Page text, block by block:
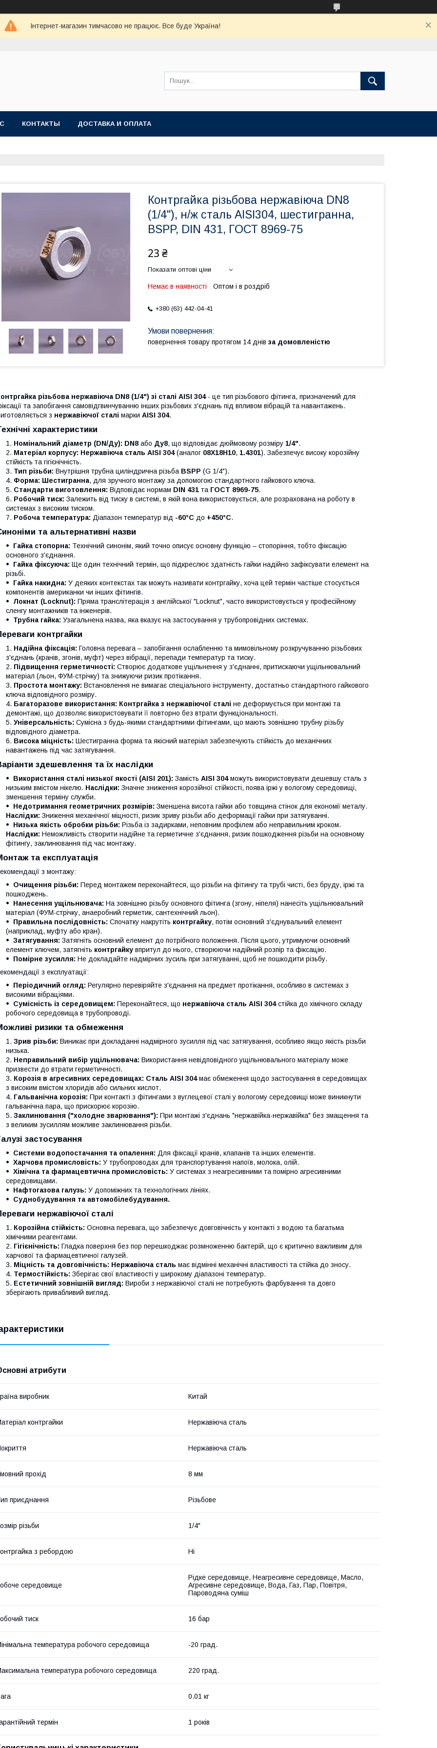
Інтернет-магазин тимчасово не працює. Все буде Україна!
КОНТАКТЫ ДОСТАВКА И ОПЛАТА
Контргайка різьбова нержавіюча DN8
(1/4"), н/ж сталь AISI304, шестигранна,
BSPP, DIN 431, ГОСТ 8969-75
23 ₴
Показати оптові ціни
Немає в наявності Оптом і в роздріб
+380 (63) 442-04-41
повернення товару протягом 14 днів за домовленістю
різьбова нержавіюча DN8 (1/4") зі сталі AISI 304- це тип різьбового фітинга, призначений для
та запобігання самовідгвинчуванню інших різьбових з'єднань під впливом вібрацій та навантажень.
з нержавіючої сталі марки AISI 304.
характеристики
Номінальний діаметр (DN/Ду): DN8 або Ду8, що відповідає дюймовому розміру 1/4".
Матеріал корпусу: Нержавіюча сталь AISI 304(аналог 08Х18Н10, 1.4301). Забезпечує високу корозійну
стійкість та гігієнічність.
Тип різьби: Внутрішня трубна циліндрична різьба BSPP (G 1/4").
Форма: Шестигранна, для зручного монтажу за допомогою стандартного гайкового ключа.
Стандарти виготовлення: Відповідає нормам DIN 431 та ГОСТ 8969-75.
Робочий тиск: Залежить від тиску в системі, в якій вона використовується, але розрахована на роботу в
системах з високим тиском.
Робоча температура: Діапазон температур від -60°C до +450°C.
та альтернативні назви
Гайка стопорна: Технічний синонім, який точно описує основну функцію – стопоріння, тобто фіксацію
основного з'єднання.
Гайка фіксуюча: Ще один технічний термін, що підкреслює здатність гайки надійно зафіксувати елемент на
різьбі.
Гайка накидна: У деяких контекстах так можуть називати контргайку, хоча цей термін частіше стосується
компонентів американки чи інших фітингів.
Локнат (Locknut): Пряма транслітерація з англійської "Locknut", часто використовується у професійному
сленгу монтажників та інженерів.
Трубна гайка: Узагальнена назва, яка вказує на застосування у трубопровідних системах.
контргайки
Надійна фіксація: Головна перевага – запобігання ослабленню та мимовільному розкручуванню різьбових
з'єднань (кранів, згонів, муфт) через вібрації, перепади температур та тиску.
Підвищення герметичності: Створює додаткове ущільнення у з'єднанні, притискаючи ущільнювальний
матеріал (льон, ФУМ-стрічку) та знижуючи ризик протікання.
Простота монтажу: Встановлення не вимагає спеціального інструменту, достатньо стандартного гайкового
ключа відповідного розміру.
Багаторазове використання: Контргайка з нержавіючої сталі не деформується при монтажі та
демонтажі, що дозволяє використовувати її повторно без втрати функціональності.
Універсальність: Сумісна з будь-якими стандартними фітингами, що мають зовнішню трубну різьбу
відповідного діаметра.
Висока міцність: Шестигранна форма та якісний матеріал забезпечують стійкість до механічних
навантажень під час затягування.
здешевлення та їх наслідки
Використання сталі низької якості (AISI 201): Замість AISI 304можуть використовувати дешевшу сталь з
низьким вмістом нікелю. Наслідки: Значне зниження корозійної стійкості, поява іржі у вологому середовищі,
зменшення терміну служби.
Недотримання геометричних розмірів: Зменшена висота гайки або товщина стінок для економії металу.
Наслідки: Зниження механічної міцності, ризик зриву різьби або деформації гайки при затягуванні.
Низька якість обробки різьби: Різьба із задирками, неповним профілем або неправильним кроком.
Наслідки: Неможливість створити надійне та герметичне з'єднання, ризик пошкодження різьби на основному
фітингу, заклинювання під час монтажу.
та експлуатація
з монтажу:
Очищення різьби: Перед монтажем переконайтеся, що різьби на фітингу та трубі чисті, без бруду, іржі та
пошкоджень.
Нанесення ущільнювача: На зовнішню різьбу основного фітинга (згону, ніпеля) нанесіть ущільнювальний
матеріал (ФУМ-стрічку, анаеробний герметик, сантехнічний льон).
Правильна послідовність: Спочатку накрутіть контргайку, потім основний з'єднувальний елемент
(наприклад, муфту або кран).
Затягування: Затягніть основний елемент до потрібного положення. Після цього, утримуючи основний
елемент ключем, затягніть контргайку впритул до нього, створюючи надійний розпір та фіксацію.
Помірне зусилля: Не докладайте надмірних зусиль при затягуванні, щоб не пошкодити різьбу.
з експлуатації:
Періодичний огляд: Регулярно перевіряйте з'єднання на предмет протікання, особливо в системах з
високими вібраціями.
Сумісність із середовищем: Переконайтеся, що нержавіюча сталь AISI 304стійка до хімічного складу
робочого середовища в трубопроводі.
ризики та обмеження
Зрив різьби: Виникає при докладанні надмірного зусилля під час затягування, особливо якщо якість різьби
низька.
Неправильний вибір ущільнювача: Використання невідповідного ущільнювального матеріалу може
призвести до втрати герметичності.
Корозія в агресивних середовищах: Сталь AISI 304має обмеження щодо застосування в середовищах
з високим вмістом хлоридів або сильних кислот.
Гальванічна корозія: При контакті з фітингами з вуглецевої сталі у вологому середовищі може виникнути
гальванічна пара, що прискорює корозію.
Заклинювання ("холодне зварювання"): При монтажі з'єднань "нержавійка-нержавійка" без змащення та
з великим зусиллям можливе заклинювання різьби.
застосування
Системи водопостачання та опалення: Для фіксації кранів, клапанів та інших елементів.
Харчова промисловість: У трубопроводах для транспортування напоїв, молока, олій.
Хімічна та фармацевтична промисловість: У системах з неагресивними та помірно агресивними
середовищами.
Нафтогазова галузь: У допоміжних та технологічних лініях.
Суднобудування та автомобілебудування.
нержавіючої сталі
Корозійна стійкість: Основна перевага, що забезпечує довговічність у контакті з водою та багатьма
хімічними реагентами.
Гігієнічність: Гладка поверхня без пор перешкоджає розмноженню бактерій, що є критично важливим для
харчової та фармацевтичної галузей.
Міцність та довговічність: Нержавіюча сталь має відмінні механічні властивості та стійка до зносу.
Термостійкість: Зберігає свої властивості у широкому діапазоні температур.
Естетичний зовнішній вигляд: Вироби з нержавіючої сталі не потребують фарбування та довго
зберігають привабливий вигляд.
атрибути
виробник Китай
контргайки Нержавіюча сталь
Нержавіюча сталь
прохід 8 мм
приєднання Різьбове
різьби 1/4"
з ребордою Ні
середовище
Рідке середовище, Неагресивне середовище, Масло,
Агресивне середовище, Вода, Газ, Пар, Повітря,
Пароводяна суміш
тиск 16 бар
температура робочого середовища -20 град.
температура робочого середовища 220 град.
0.01 кг
термін 1 років